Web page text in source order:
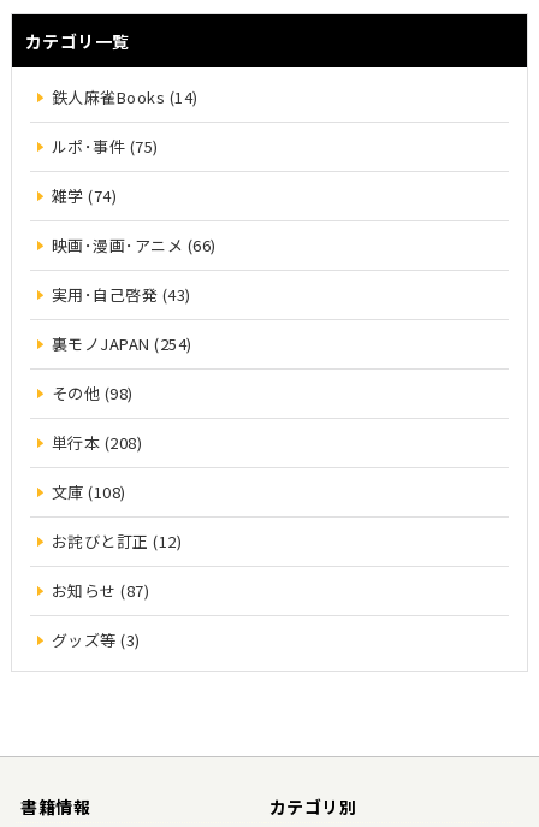
カテゴリ一覧
鉄人麻雀Books (14)
ルポ･事件 (75)
雑学 (74)
映画･漫画･アニメ (66)
実用･自己啓発 (43)
裏モノJAPAN (254)
その他 (98)
単行本 (208)
文庫 (108)
お詫びと訂正 (12)
お知らせ (87)
グッズ等 (3)
書籍情報
カテゴリ別